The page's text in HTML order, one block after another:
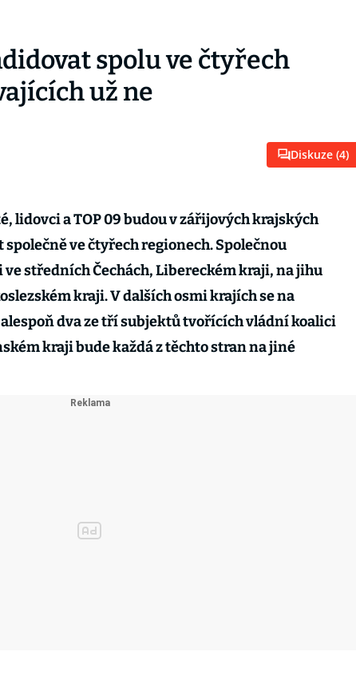
spolu ve čtyřech
už ne
Diskuze (4)
lidovci a TOP 09 budou v zářijových krajských
ve čtyřech regionech. Společnou
středních Čechách, Libereckém kraji, na jihu
kraji. V dalších osmi krajích se na
dva ze tří subjektů tvořících vládní koalici
kraji bude každá z těchto stran na jiné